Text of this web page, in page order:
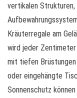
vertikalen Strukturen,
Kräuterregale am
wird jeder Zentimeter
mit tiefen
oder eingehängte
Sonnenschutz